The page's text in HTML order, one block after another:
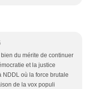
du mérite de continuer
et la justice
NDDL où la force brutale
de la vox populi